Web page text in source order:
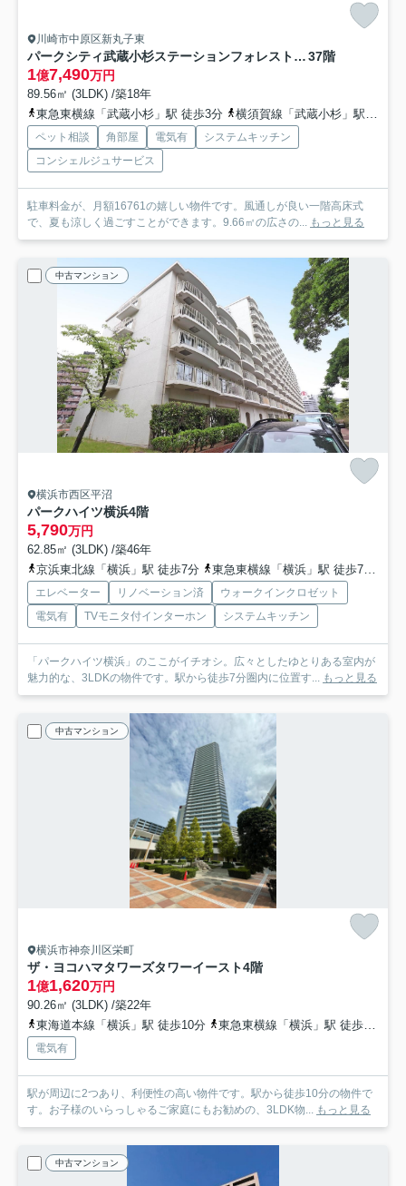
川崎市中原区新丸子東
パークシティ武蔵小杉ステーションフォレストタワー 37階
1億7,490万円
89.56㎡ (3LDK) /築18年
東急東横線「武蔵小杉」駅 徒歩3分
横須賀線「武蔵小杉」駅 徒歩3分
ペット相談 角部屋 電気有
システムキッチン
コンシェルジュサービス
駐車料金が、月額16761の嬉しい物件です。風通しが良い一階高床式
で、夏も涼しく過ごすことができます。9.66㎡の広さの...
もっと見る
中古マンション
横浜市西区平沼
パークハイツ横浜4階
5,790万円
62.85㎡ (3LDK) /築46年
京浜東北線「横浜」駅 徒歩7分
東急東横線「横浜」駅 徒歩7分
エレベーター リノベーション済
ウォークインクロゼット
電気有
TVモニタ付インターホン システムキッチン
「パークハイツ横浜」のここがイチオシ。広々としたゆとりある室内が
魅力的な、3LDKの物件です。駅から徒歩7分圏内に位置す... もっと見る
中古マンション
横浜市神奈川区栄町
ザ・ヨコハマタワーズタワーイースト4階
1億1,620万円
90.26㎡ (3LDK) /築22年
東海道本線「横浜」駅 徒歩10分
東急東横線「横浜」駅 徒歩10分
電気有
駅が周辺に2つあり、利便性の高い物件です。駅から徒歩10分の物件で
す。お子様のいらっしゃるご家庭にもお勧めの、3LDK物... もっと見る
中古マンション